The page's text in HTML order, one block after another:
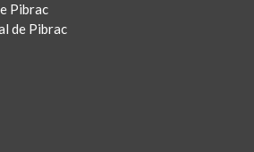
Pibrac
de Pibrac